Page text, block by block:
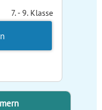
7. - 9. Klasse